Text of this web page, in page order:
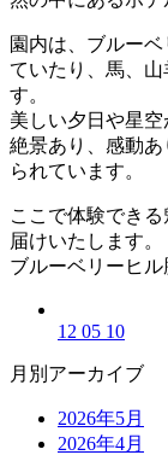
園内は、ブルー
ていたり、馬、
す。
美しい夕日や星空
絶景あり、感動
られています。
ここで体験でき
届けいたします。
ブルーベリーヒル
12 05 10
月別アーカイブ
2026年5月
2026年4月